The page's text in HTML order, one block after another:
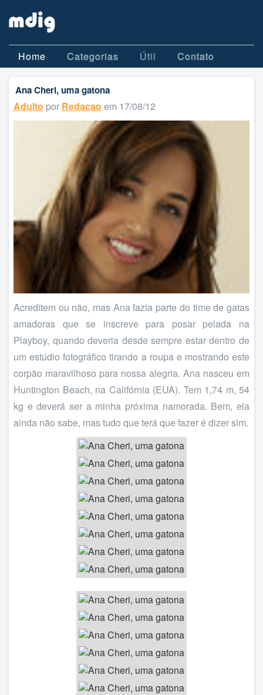
Home Categorias Útil Contato
Ana Cheri, uma gatona
Adulto por Redacao em 17/08/12
Acreditem ou não, mas Ana fazia parte do time de gatas
amadoras que se inscreve para posar pelada na
Playboy, quando deveria desde sempre estar dentro de
um estúdio fotográfico tirando a roupa e mostrando este
corpão maravilhoso para nossa alegria. Ana nasceu em
Huntington Beach, na Califórnia (EUA). Tem 1,74 m, 54
kg e deverá ser a minha próxima namorada. Bem, ela
ainda não sabe, mas tudo que terá que fazer é dizer sim.